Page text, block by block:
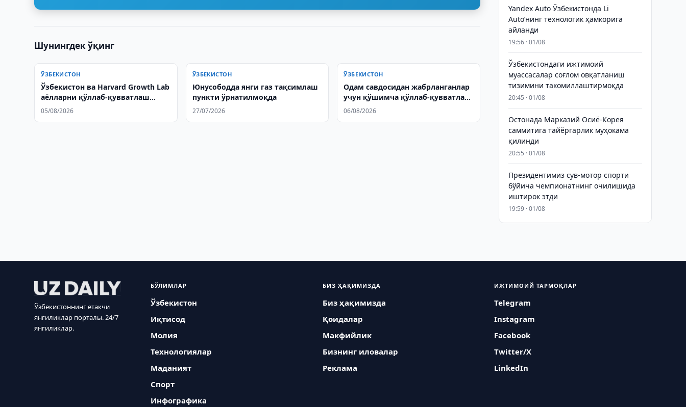
Шунингдек ўқинг
ЎЗБЕКИСТОН
Ўзбекистон ва Harvard Growth Lab
аёлларни қўллаб-қувватлаш
масалаларини муҳокама
05/08/2026
ЎЗБЕКИСТОН
Юнусободда янги газ тақсимлаш
пункти ўрнатилмоқда
27/07/2026
ЎЗБЕКИСТОН
Одам савдосидан жабрланганлар
учун қўшимча қўллаб-қувватлаш
чоралари жорий этилади
06/08/2026
Yandex Auto Ўзбекистонда Li
Auto’нинг технологик ҳамкорига
айланди
19:56 · 01/08
Ўзбекистондаги ижтимоий
муассасалар соғлом овқатланиш
тизимини такомиллаштирмоқда
20:45 · 01/08
Остонада Марказий Осиё-Корея
саммитига тайёргарлик муҳокама
қилинди
20:55 · 01/08
Президентимиз сув-мотор спорти
бўйича чемпионатнинг очилишида
иштирок этди
19:59 · 01/08
Ўзбекистоннинг етакчи
янгиликлар порталы. 24/7
янгиликлар.
БЎЛИМЛАР
Ўзбекистон
Иқтисод
Молия
Технологиялар
Маданият
Спорт
Инфографика
БИЗ ҲАҚИМИЗДА
Биз ҳақимизда
Қоидалар
Макфийлик
Бизнинг иловалар
Реклама
ИЖТИМОИЙ ТАРМОҚЛАР
Telegram
Instagram
Facebook
Twitter/X
LinkedIn